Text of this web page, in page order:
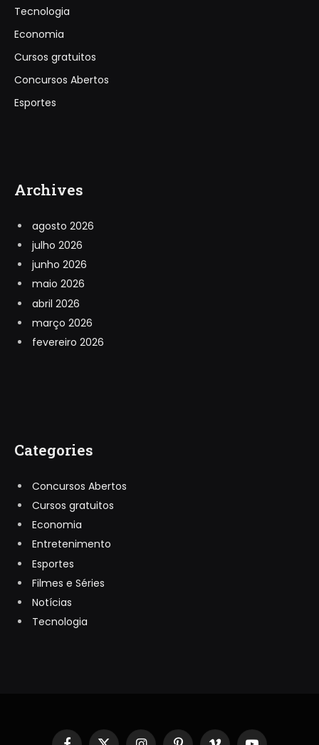
Tecnologia
Economia
Cursos gratuitos
Concursos Abertos
Esportes
Archives
agosto 2026
julho 2026
junho 2026
maio 2026
abril 2026
março 2026
fevereiro 2026
Categories
Concursos Abertos
Cursos gratuitos
Economia
Entretenimento
Esportes
Filmes e Séries
Notícias
Tecnologia